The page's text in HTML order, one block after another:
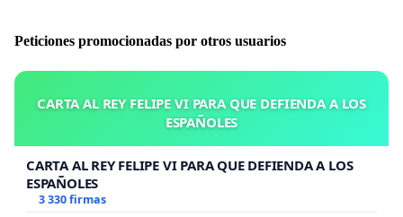
Peticiones promocionadas por otros usuarios
CARTA AL REY FELIPE VI PARA QUE DEFIENDA A LOS
ESPAÑOLES
CARTA AL REY FELIPE VI PARA QUE DEFIENDA A LOS
ESPAÑOLES
3 330 firmas